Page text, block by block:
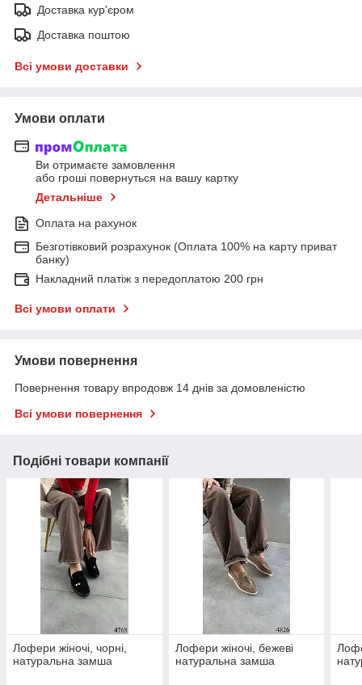
Доставка кур'єром
Доставка поштою
Всі умови доставки
Умови оплати
Ви отримаєте замовлення
або гроші повернуться на вашу картку
Детальніше
Оплата на рахунок
Безготівковий розрахунок (Оплата 100% на карту приват
банку)
Накладний платіж з передоплатою 200 грн
Всі умови оплати
Умови повернення
Повернення товару впродовж 14 днів за домовленістю
Всі умови повернення
Подібні товари компанії
Лофери жіночі, чорні,
натуральна замша
Лофери жіночі, бежеві
натуральна замша